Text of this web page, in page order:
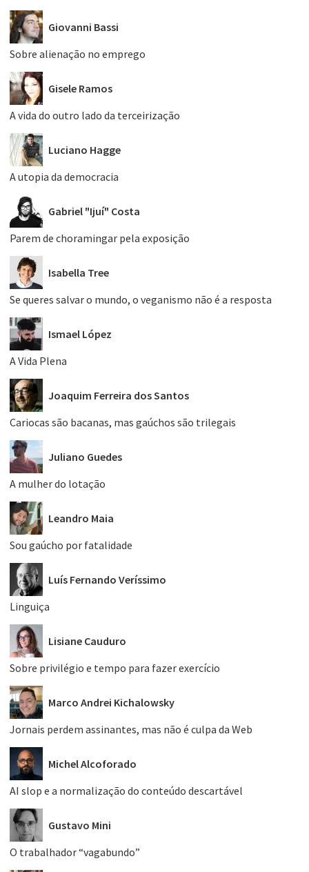
Giovanni Bassi
Sobre alienação no emprego
Gisele Ramos
A vida do outro lado da terceirização
Luciano Hagge
A utopia da democracia
Gabriel "Ijuí" Costa
Parem de choramingar pela exposição
Isabella Tree
Se queres salvar o mundo, o veganismo não é a resposta
Ismael López
A Vida Plena
Joaquim Ferreira dos Santos
Cariocas são bacanas, mas gaúchos são trilegais
Juliano Guedes
A mulher do lotação
Leandro Maia
Sou gaúcho por fatalidade
Luís Fernando Veríssimo
Linguiça
Lisiane Cauduro
Sobre privilégio e tempo para fazer exercício
Marco Andrei Kichalowsky
Jornais perdem assinantes, mas não é culpa da Web
Michel Alcoforado
AI slop e a normalização do conteúdo descartável
Gustavo Mini
O trabalhador “vagabundo”